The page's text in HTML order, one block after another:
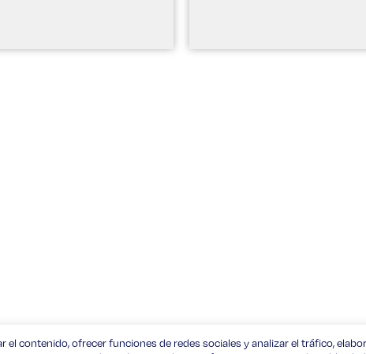
contenido, ofrecer funciones de redes sociales y analizar el tráfico,